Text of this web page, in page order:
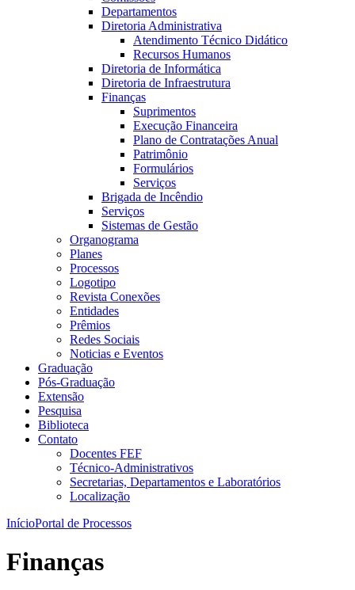
Departamentos
Diretoria Administrativa
Atendimento Técnico Didático
Recursos Humanos
Diretoria de Informática
Diretoria de Infraestrutura
Finanças
Suprimentos
Execução Financeira
Plano de Contratações Anual
Patrimônio
Formulários
Serviços
Brigada de Incêndio
Serviços
Sistemas de Gestão
Organograma
Planes
Processos
Logotipo
Revista Conexões
Entidades
Prêmios
Redes Sociais
Noticias e Eventos
Graduação
Pós-Graduação
Extensão
Pesquisa
Biblioteca
Contato
Docentes FEF
Técnico-Administrativos
Secretarias, Departamentos e Laboratórios
Localização
InícioPortal de Processos
Finanças